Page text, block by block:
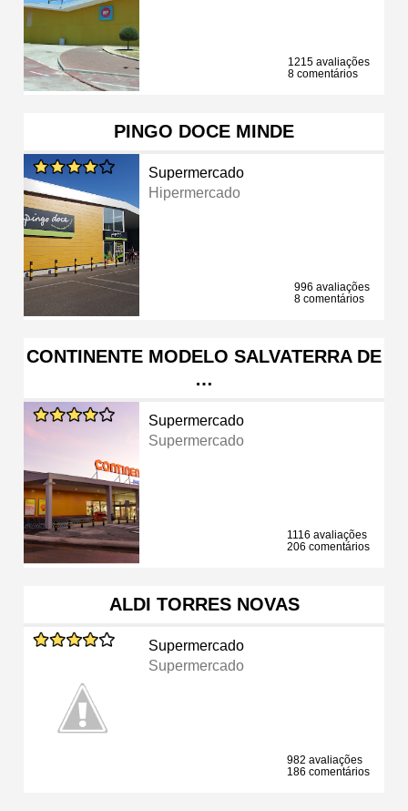
1215 avaliações
8 comentários
PINGO DOCE MINDE
Supermercado
Hipermercado
996 avaliações
8 comentários
CONTINENTE MODELO SALVATERRA DE
…
Supermercado
Supermercado
1116 avaliações
206 comentários
ALDI TORRES NOVAS
Supermercado
Supermercado
982 avaliações
186 comentários